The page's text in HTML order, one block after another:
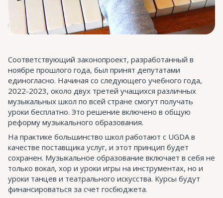
Соответствующий законопроект, разработанный в
ноябре прошлого года, был принят депутатами
единогласно. Начиная со следующего учебного года,
2022-2023, около двух третей учащихся различных
музыкальных школ по всей стране смогут получать
уроки бесплатно. Это решение включено в общую
реформу музыкального образования.
На практике большинство школ работают с UGDA в
качестве поставщика услуг, и этот принцип будет
сохранен. Музыкальное образование включает в себя не
только вокал, хор и уроки игры на инструментах, но и
уроки танцев и театрального искусства. Курсы будут
финансироваться за счет госбюджета.